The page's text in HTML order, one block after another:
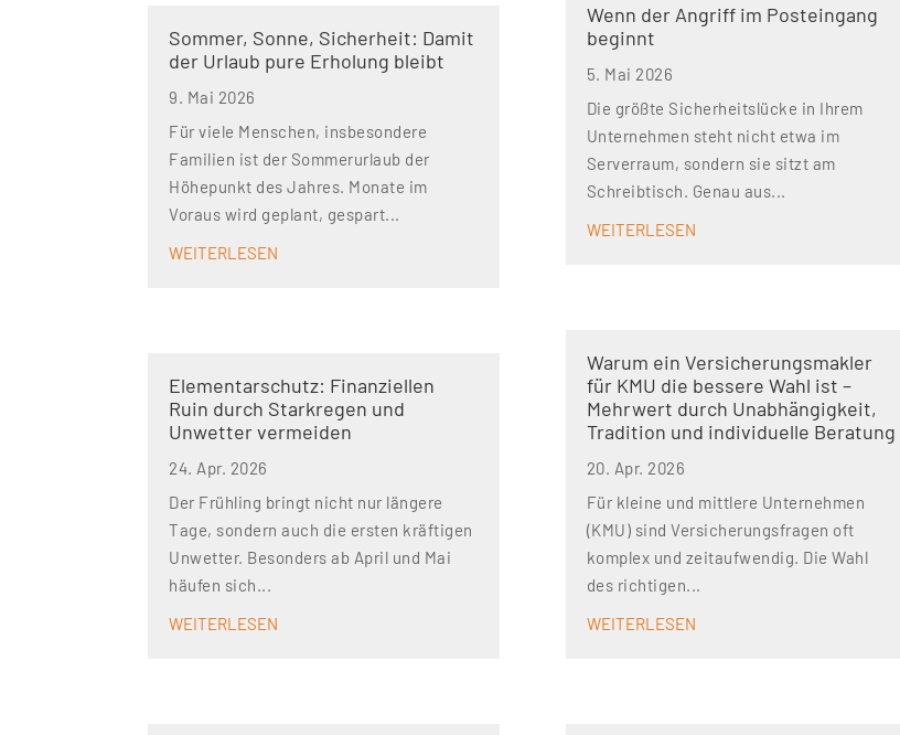
Sommer, Sonne, Sicherheit: Damit
der Urlaub pure Erholung bleibt
9. Mai 2026
Für viele Menschen, insbesondere
Familien ist der Sommerurlaub der
Höhepunkt des Jahres. Monate im
Voraus wird geplant, gespart...
WEITERLESEN
Elementarschutz: Finanziellen
Ruin durch Starkregen und
Unwetter vermeiden
24. Apr. 2026
Der Frühling bringt nicht nur längere
Tage, sondern auch die ersten kräftigen
Unwetter. Besonders ab April und Mai
häufen sich...
WEITERLESEN
Wenn der Angriff im Posteingang
beginnt
5. Mai 2026
Die größte Sicherheitslücke in Ihrem
Unternehmen steht nicht etwa im
Serverraum, sondern sie sitzt am
Schreibtisch. Genau aus...
WEITERLESEN
Warum ein Versicherungsmakler
für KMU die bessere Wahl ist –
Mehrwert durch Unabhängigkeit,
Tradition und individuelle Beratung
20. Apr. 2026
Für kleine und mittlere Unternehmen
(KMU) sind Versicherungsfragen oft
komplex und zeitaufwendig. Die Wahl
des richtigen...
WEITERLESEN